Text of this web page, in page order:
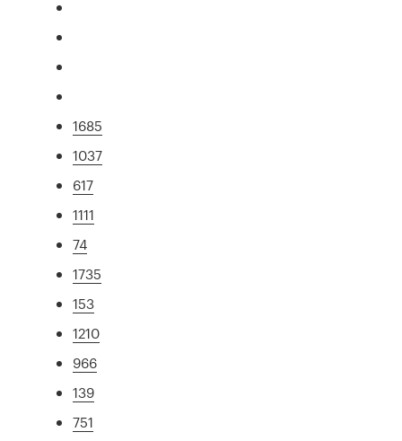
1685
1037
617
1111
74
1735
153
1210
966
139
751